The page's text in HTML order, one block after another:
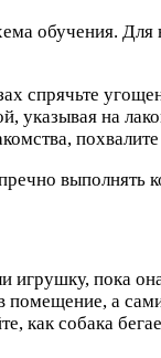
обучения.
спрячьте
указывая на
похвалите
игрушку, пока
а
как собака